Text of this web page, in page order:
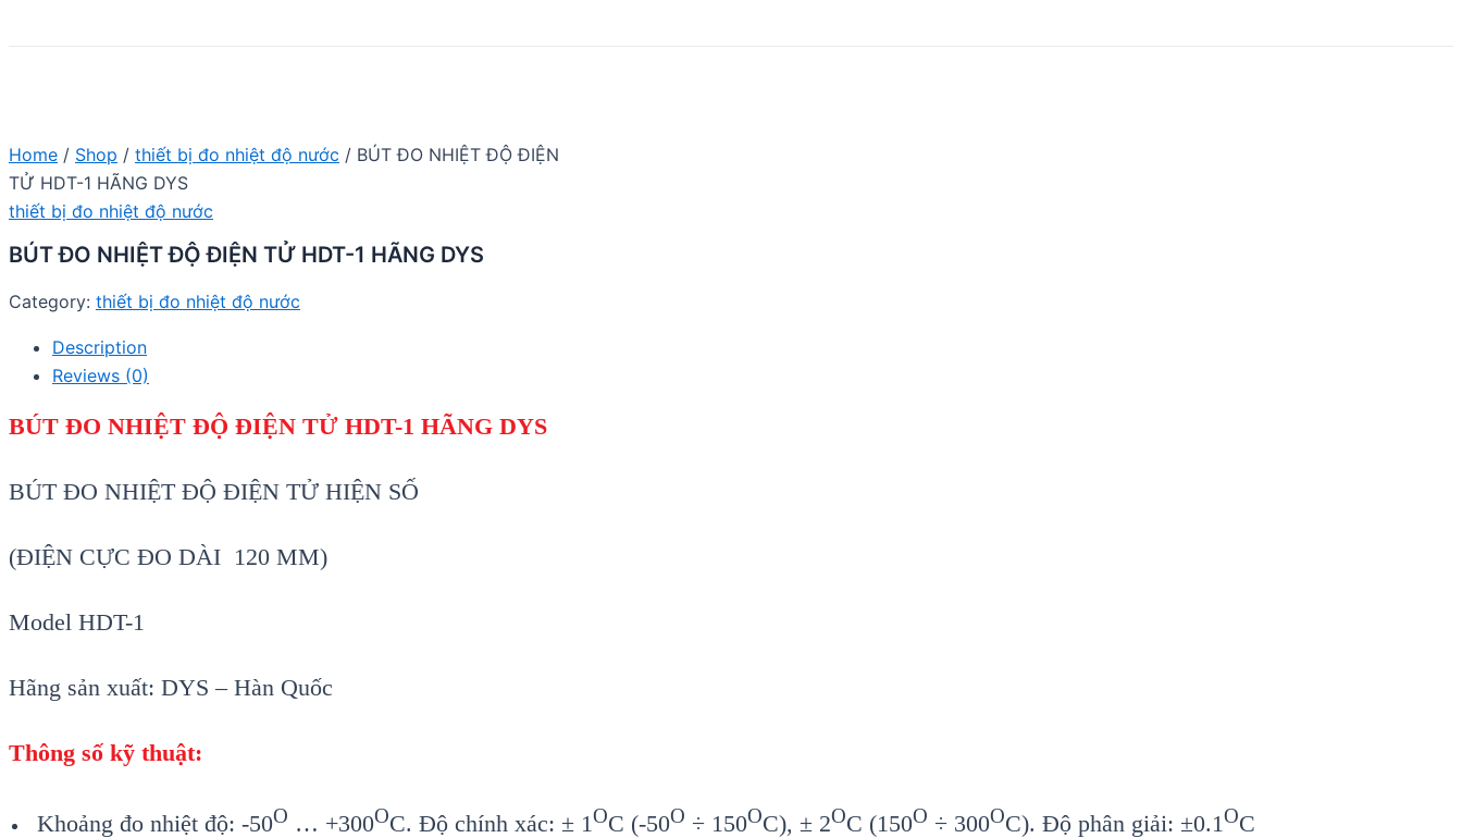
Home / Shop / thiết bị đo nhiệt độ nước / BÚT ĐO NHIỆT ĐỘ ĐIỆN
TỬ HDT-1 HÃNG DYS
thiết bị đo nhiệt độ nước
BÚT ĐO NHIỆT ĐỘ ĐIỆN TỬ HDT-1 HÃNG DYS
Category: thiết bị đo nhiệt độ nước
Description
Reviews (0)
BÚT ĐO NHIỆT ĐỘ ĐIỆN TỬ HDT-1 HÃNG DYS
BÚT ĐO NHIỆT ĐỘ ĐIỆN TỬ HIỆN SỐ
(ĐIỆN CỰC ĐO DÀI 120 MM)
Model HDT-1
Hãng sản xuất: DYS – Hàn Quốc
Thông số kỹ thuật:
Khoảng đo nhiệt độ: -50O … +300OC. Độ chính xác: ± 1OC (-50O ÷ 150OC), ± 2OC (150O ÷ 300OC). Độ phân giải: ±0.1OC